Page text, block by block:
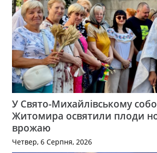
У Свято-Михайлівському
Житомира освятили плоди
врожаю
Четвер, 6 Серпня, 2026